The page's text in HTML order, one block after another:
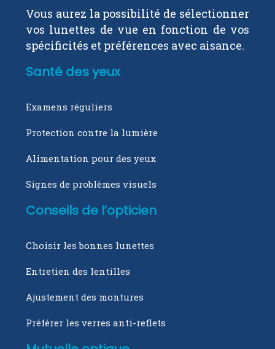
Vous aurez la possibilité de sélectionner
vos lunettes de vue en fonction de vos
spécificités et préférences avec aisance.
Santé des yeux
Examens réguliers
Protection contre la lumière
Alimentation pour des yeux
Signes de problèmes visuels
Conseils de l’opticien
Choisir les bonnes lunettes
Entretien des lentilles
Ajustement des montures
Préférer les verres anti-reflets